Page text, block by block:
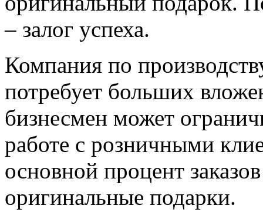
– залог успеха.
Компания по
потребует больших
бизнесмен может
работе с розничными
основной процент
оригинальные подарки.